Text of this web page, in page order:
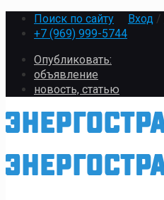
Поиск по сайту Вход /
+7 (969) 999-5744
Опубликовать:
объявление
новость, статью